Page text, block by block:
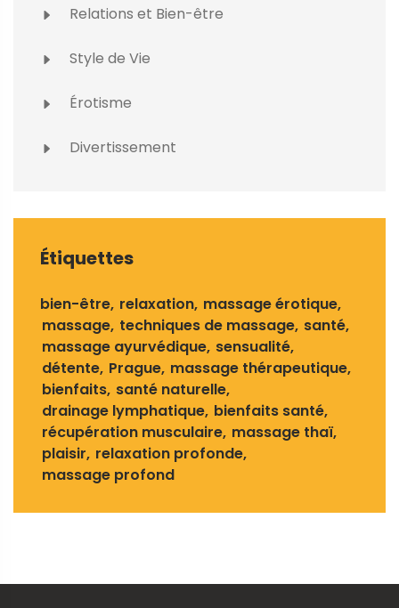
Relations et Bien-être
Style de Vie
Érotisme
Divertissement
Étiquettes
bien-être relaxation massage érotique
massage techniques de massage santé
massage ayurvédique sensualité
détente Prague massage thérapeutique
bienfaits santé naturelle
drainage lymphatique bienfaits santé
récupération musculaire massage thaï
plaisir relaxation profonde
massage profond